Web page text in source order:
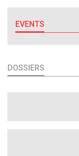
EVENTS
DOSSIERS